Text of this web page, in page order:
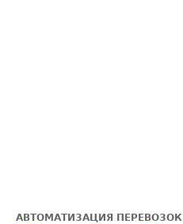
АВТОМАТИЗАЦИЯ ПЕРЕВОЗОК